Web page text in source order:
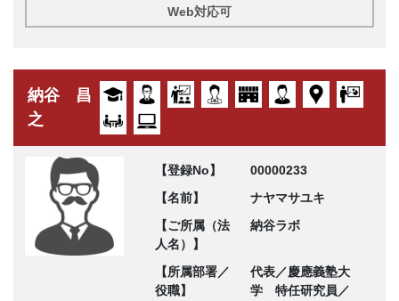
Web対応可
納谷 昌
之
【登録No】
00000233
【名前】
ナヤマサユキ
【ご所属（法
人名）】
納谷ラボ
【所属部署／
役職】
代表／慶應義塾大
学 特任研究員／